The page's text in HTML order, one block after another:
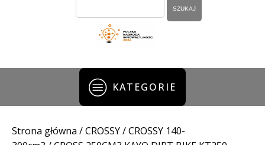
KATEGORIE
Strona główna /CROSSY/CROSSY 140-